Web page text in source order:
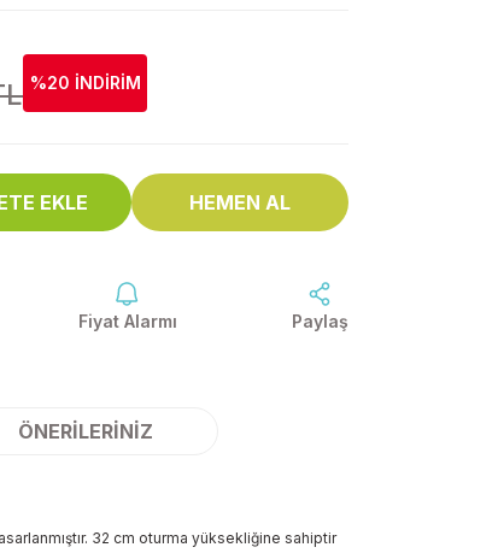
%20 İNDİRİM
EKLE HEMEN AL
Fiyat Alarmı Paylaş
ÖNERILERINIZ
32 cm oturma yüksekliğine sahiptir